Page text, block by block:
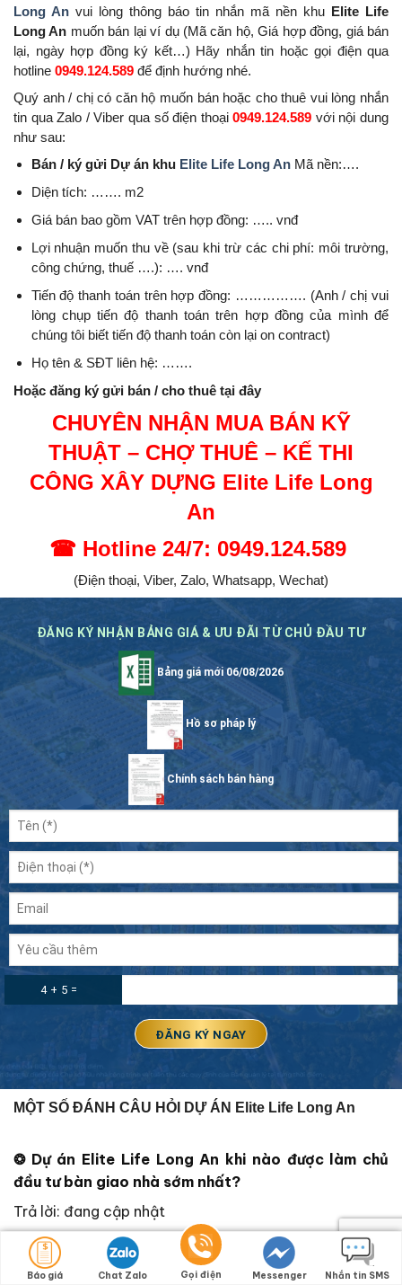
Long An vui lòng thông báo tin nhắn mã nền khu Elite Life
Long An muốn bán lại ví dụ (Mã căn hộ, Giá hợp đồng, giá bán
lại, ngày hợp đồng ký kết…) Hãy nhắn tin hoặc gọi điện qua
hotline 0949.124.589 để định hướng nhé.
Quý anh / chị có căn hộ muốn bán hoặc cho thuê vui lòng nhắn
tin qua Zalo / Viber qua số điện thoại0949.124.589 với nội dung
như sau:
Bán / ký gửi Dự án khu Elite Life Long AnMã nền:….
Diện tích: ……. m2
Giá bán bao gồm VAT trên hợp đồng: ….. vnđ
Lợi nhuận muốn thu về (sau khi trừ các chi phí: môi trường,
công chứng, thuế ….): …. vnđ
Tiến độ thanh toán trên hợp đồng: ……………. (Anh / chị vui
lòng chụp tiến độ thanh toán trên hợp đồng của mình để
chúng tôi biết tiến độ thanh toán còn lại on contract)
Họ tên & SĐT liên hệ: …….
Hoặc đăng ký gửi bán / cho thuê tại đây
CHUYÊN NHẬN MUA BÁN KỸ
THUẬT – CHỢ THUÊ – KẾ THI
CÔNG XÂY DỰNG Elite Life Long
An
☎ Hotline 24/7: 0949.124.589
(Điện thoại, Viber, Zalo, Whatsapp, Wechat)
ĐĂNG KÝ NHẬN BẢNG GIÁ & ƯU ĐÃI TỪ CHỦ ĐẦU TƯ
Bảng giá mới 06/08/2026
Hồ sơ pháp lý
Chính sách bán hàng
4 + 5 =
MỘT SỐ ĐÁNH CÂU HỎI DỰ ÁN Elite Life Long An
❂ Dự án Elite Life Long An khi nào được làm chủ
đầu tư bàn giao nhà sớm nhất?
Trả lời: đang cập nhật
❂ Thông tin chi tiết các loại dân cưElite Life Long
Anđã được xây dựng chưa? Tổng số lượng nhà phố
Báo giá Chat Zalo Gọi điện Messenger Nhắn tin SMS